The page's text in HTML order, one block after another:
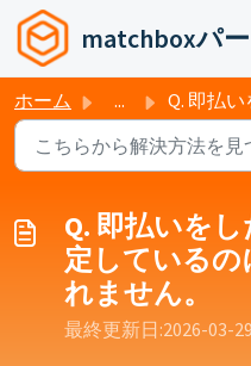
メインコンテンツに移動
ホーム ... Q. 即払いをしたい求
Q. 即払いを
定しているの
れません。
最終更新日:2026-03-29